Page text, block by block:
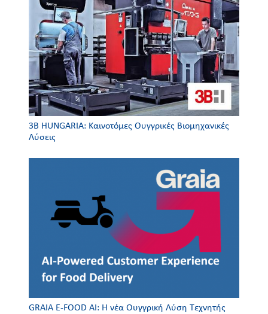
3Β HUNGARIA: Καινοτόμες Ουγγρικές Βιομηχανικές
Λύσεις
GRAIA E-FOOD AI: Η νέα Ουγγρική Λύση Τεχνητής